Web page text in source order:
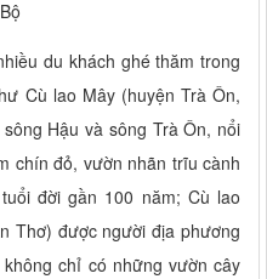
du khách ghé thăm trong
Cù lao Mây (huyện Trà Ôn,
Hậu và sông Trà Ôn, nổi
chín đỏ, vườn nhãn trĩu cành
đời gần 100 năm; Cù lao
Thơ) được người địa phương
chỉ có những vườn cây